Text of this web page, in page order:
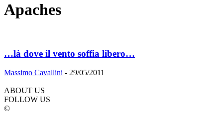
Apaches
…là dove il vento soffia libero…
Massimo Cavallini - 29/05/2011
ABOUT US
FOLLOW US
©